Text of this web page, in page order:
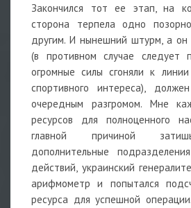
Закончился тот ее этап, на
сторона терпела одно
другим. И нынешний штурм, а он
(в противном случае следует
огромные силы сгоняли к
спортивного интереса),
очередным разгромом. Мне
ресурсов для полноценного
главной причиной
дополнительные
действий, украинский
арифмометр и попытался
ресурса для успешной